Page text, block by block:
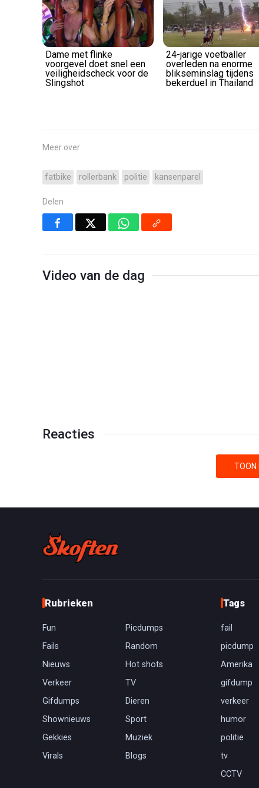
Dame met flinke
voorgevel doet snel een
veiligheidscheck voor de
Slingshot
24-jarige voetballer
overleden na enorme
blikseminslag tijdens
bekerduel in Thailand
Meer over
fatbike rollerbank politie kansenparel
Delen
Video van de dag
Reacties
TOON
Rubrieken
Fun
Picdumps
Fails
Random
Nieuws
Hot shots
Verkeer
TV
Gifdumps
Dieren
Shownieuws
Sport
Gekkies
Muziek
Virals
Blogs
Tags
fail
picdump
Amerika
gifdump
verkeer
humor
politie
tv
CCTV